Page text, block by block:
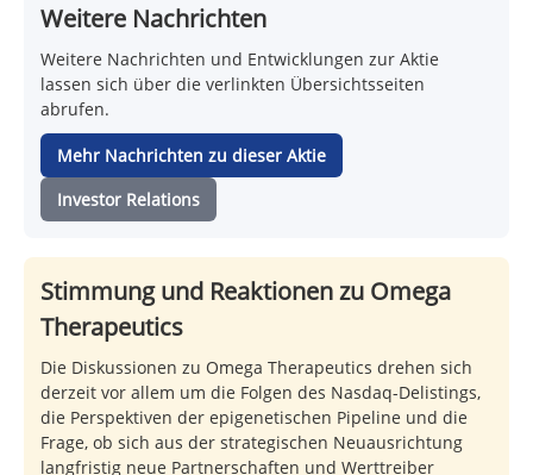
Weitere Nachrichten
Weitere Nachrichten und Entwicklungen zur Aktie
lassen sich über die verlinkten Übersichtsseiten
abrufen.
Mehr Nachrichten zu dieser Aktie
Investor Relations
Stimmung und Reaktionen zu Omega
Therapeutics
Die Diskussionen zu Omega Therapeutics drehen sich
derzeit vor allem um die Folgen des Nasdaq-Delistings,
die Perspektiven der epigenetischen Pipeline und die
Frage, ob sich aus der strategischen Neuausrichtung
langfristig neue Partnerschaften und Werttreiber